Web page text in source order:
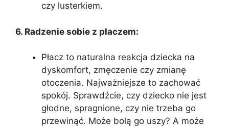
czy lusterkiem.
6. Radzenie sobie z płaczem:
Płacz to naturalna reakcja dziecka na
dyskomfort, zmęczenie czy zmianę
otoczenia. Najważniejsze to zachować
spokój. Sprawdźcie, czy dziecko nie jest
głodne, spragnione, czy nie trzeba go
przewinąć. Może bolą go uszy? A może